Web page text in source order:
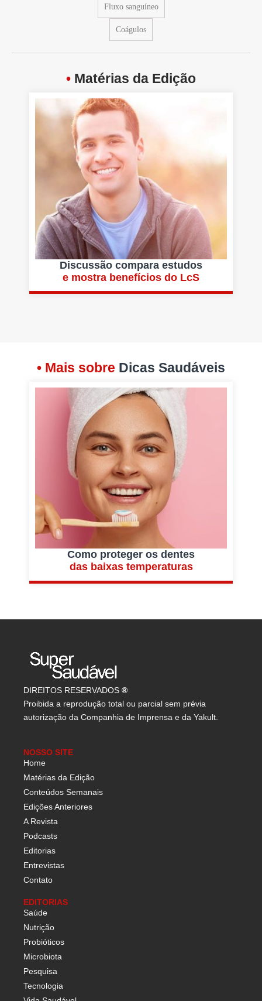
Fluxo sanguíneo
Coágulos
• Matérias da Edição
Discussão compara estudos
e mostra benefícios do LcS
• Mais sobre Dicas Saudáveis
Como proteger os dentes
das baixas temperaturas
DIREITOS RESERVADOS ®
Proibida a reprodução total ou parcial sem prévia
autorização da Companhia de Imprensa e da Yakult.
NOSSO SITE
Home
Matérias da Edição
Conteúdos Semanais
Edições Anteriores
A Revista
Podcasts
Editorias
Entrevistas
Contato
EDITORIAS
Saúde
Nutrição
Probióticos
Microbiota
Pesquisa
Tecnologia